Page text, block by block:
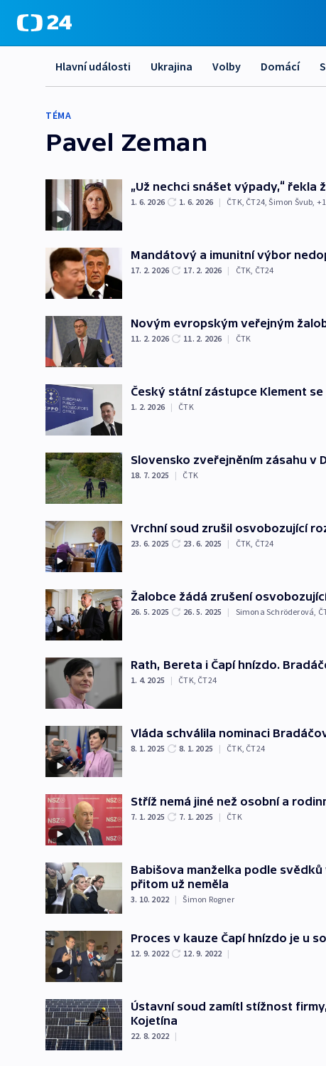
Hlavní události Ukrajina Volby Domácí
TÉMA
Pavel Zeman
„Už nechci snášet výpady,“
1. 6. 2026 1. 6. 2026 | ČTK, ČT24,Šimon Švub,
Mandátový a imunitní výbor
17. 2. 2026 17. 2. 2026 | ČTK, ČT24
Novým evropským veřejným
11. 2. 2026 11. 2. 2026 | ČTK
Český státní zástupce Klement
1. 2. 2026 | ČTK
Slovensko zveřejněním zásahu v
18. 7. 2025 | ČTK
Vrchní soud zrušil osvobozující
23. 6. 2025 23. 6. 2025 | ČTK, ČT24
Žalobce žádá zrušení
26. 5. 2025 26. 5. 2025 | Simona Schröderová,
Rath, Bereta i Čapí hnízdo.
1. 4. 2025 | ČTK ČT24
Vláda schválila nominaci
8. 1. 2025 8. 1. 2025 | ČTK ČT24
Stříž nemá jiné než osobní a
7. 1. 2025 7. 1. 2025 | ČTK
Babišova manželka podle
přitom už neměla
3. 10. 2022 | Šimon Rogner
Proces v kauze Čapí hnízdo je u
12. 9. 2022 12. 9. 2022 |
Ústavní soud zamítl stížnost
Kojetína
22. 8. 2022 |